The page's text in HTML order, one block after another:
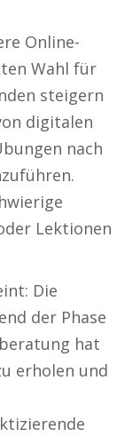
Online-
Wahl für
steigern
digitalen
nach
Lektionen
Die
der Phase
hat
erholen und